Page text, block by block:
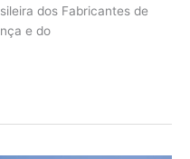
dos Fabricantes de
e do